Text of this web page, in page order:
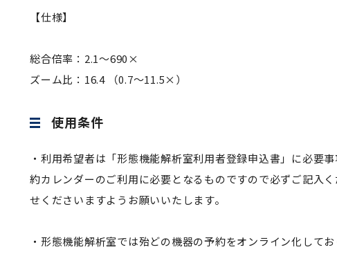
【仕様】
総合倍率：2.1～690×
ズーム比：16.4 （0.7～11.5×）
使用条件
・利用希望者は「形態機能解析室利用者登録申込書」に必要
約カレンダーのご利用に必要となるものですので必ずご記入
せくださいますようお願いいたします。
・形態機能解析室では殆どの機器の予約をオンライン化して